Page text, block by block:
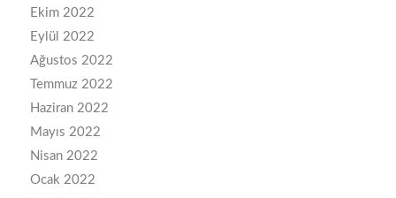
Ekim 2022
Eylül 2022
Ağustos 2022
Temmuz 2022
Haziran 2022
Mayıs 2022
Nisan 2022
Ocak 2022